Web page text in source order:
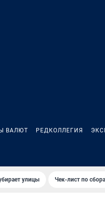
ВАЛЮТ РЕДКОЛЛЕГИЯ
улицы Чек-лист по